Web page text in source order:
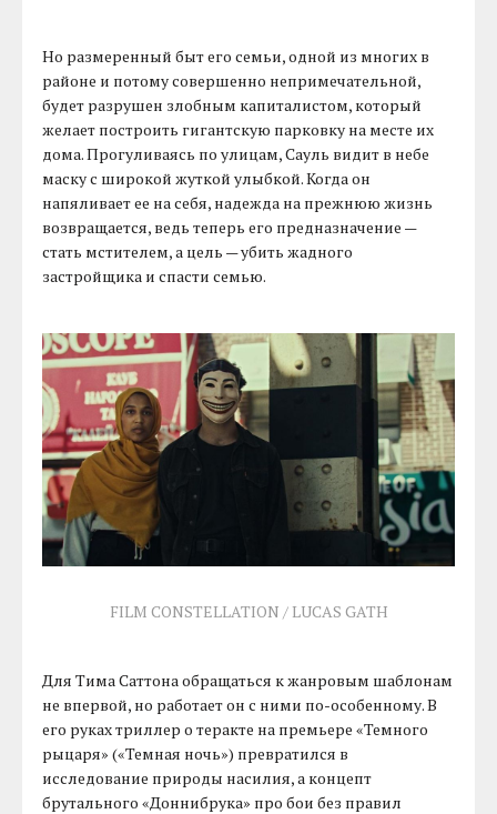
Но размеренный быт его семьи, одной из многих в
районе и потому совершенно непримечательной,
будет разрушен злобным капиталистом, который
желает построить гигантскую парковку на месте их
дома. Прогуливаясь по улицам, Сауль видит в небе
маску с широкой жуткой улыбкой. Когда он
напяливает ее на себя, надежда на прежнюю жизнь
возвращается, ведь теперь его предназначение —
стать мстителем, а цель — убить жадного
застройщика и спасти семью.
FILM CONSTELLATION / LUCAS GATH
Для Тима Саттона обращаться к жанровым шаблонам
не впервой, но работает он с ними по-особенному. В
его руках триллер о теракте на премьере «Темного
рыцаря» («Темная ночь») превратился в
исследование природы насилия, а концепт
брутального «Доннибрука» про бои без правил